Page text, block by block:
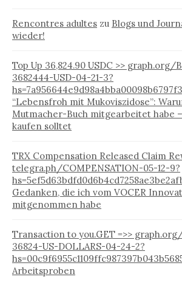
Rencontres adultes zu Blogs und
wieder!
Top Up 36,824.90 USDC >> graph.org/
3682444-USD-04-21-3?
“Lebensfroh mit Mukoviszidose”:
Mutmacher-Buch mitgearbeitet habe
kaufen solltet
TRX Compensation Released Claim
telegra.ph/COMPENSATION-05-12-9?
Gedanken, die ich vom VOCER
mitgenommen habe
Transaction to you.GET =>>
36824-US-DOLLARS-04-24-2?
Arbeitsproben